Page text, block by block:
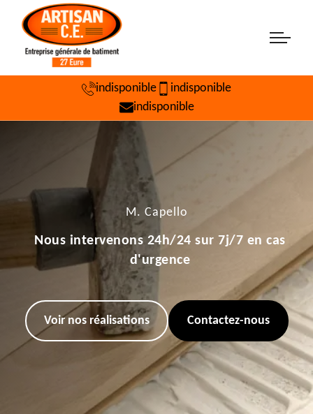
indisponible
indisponible
indisponible
M. Capello
Nous intervenons 24h/24 sur 7j/7 en cas
d'urgence
Voir nos réalisations Contactez-nous